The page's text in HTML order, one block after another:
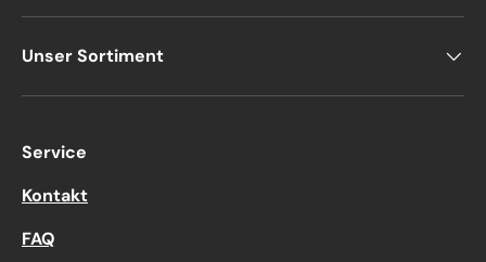
Unser Sortiment
Service
Kontakt
FAQ